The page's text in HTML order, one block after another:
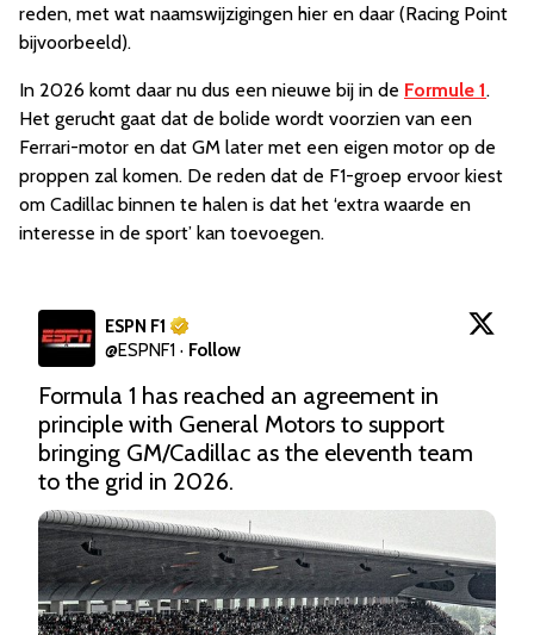
reden, met wat naamswijzigingen hier en daar (Racing Point
bijvoorbeeld).
In 2026 komt daar nu dus een nieuwe bij in de Formule 1.
Het gerucht gaat dat de bolide wordt voorzien van een
Ferrari-motor en dat GM later met een eigen motor op de
proppen zal komen. De reden dat de F1-groep ervoor kiest
om Cadillac binnen te halen is dat het ‘extra waarde en
interesse in de sport’ kan toevoegen.
ESPN F1
@ESPNF1 · Follow
Formula 1 has reached an agreement in
principle with General Motors to support
bringing GM/Cadillac as the eleventh team
to the grid in 2026.